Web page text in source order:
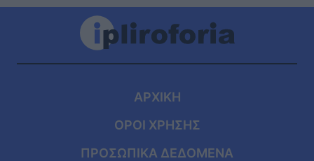
ΑΡΧΙΚΗ
ΟΡΟΙ ΧΡΗΣΗΣ
ΠΡΟΣΩΠΙΚΑ ΔΕΔΟΜΕΝΑ